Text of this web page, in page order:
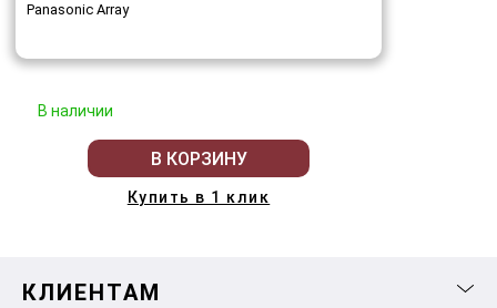
Panasonic Array
В наличии
В КОРЗИНУ
Купить в 1 клик
КЛИЕНТАМ